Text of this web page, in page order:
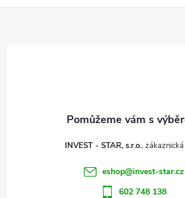
INVEST - STAR, s.r.o.
eshop@invest-star.cz
602 748 138